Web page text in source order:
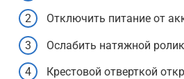
Отключить питание от
Ослабить натяжной
Крестовой отверткой